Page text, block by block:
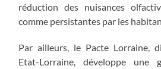
réduction des nuisances
comme persistantes par les
Par ailleurs, le Pacte Lorraine,
Etat-Lorraine, développe une